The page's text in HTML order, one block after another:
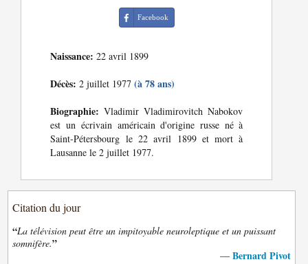
Facebook
Naissance: 22 avril 1899
Décès: 2 juillet 1977(à 78 ans)
Biographie: Vladimir Vladimirovitch Nabokov
est un écrivain américain d'origine russe né à
Saint-Pétersbourg le 22 avril 1899 et mort à
Lausanne le 2 juillet 1977.
Citation du jour
“La télévision peut être un impitoyable neuroleptique et un puissant
somnifère.”
— Bernard Pivot